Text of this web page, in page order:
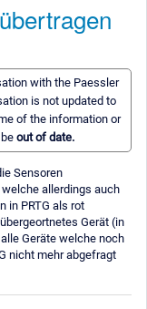
with the Paessler
is not updated to
of the information or
out of date.
Sensoren
allerdings auch
in PRTG als rot
Gerät (in
Geräte welche noch
nicht mehr abgefragt